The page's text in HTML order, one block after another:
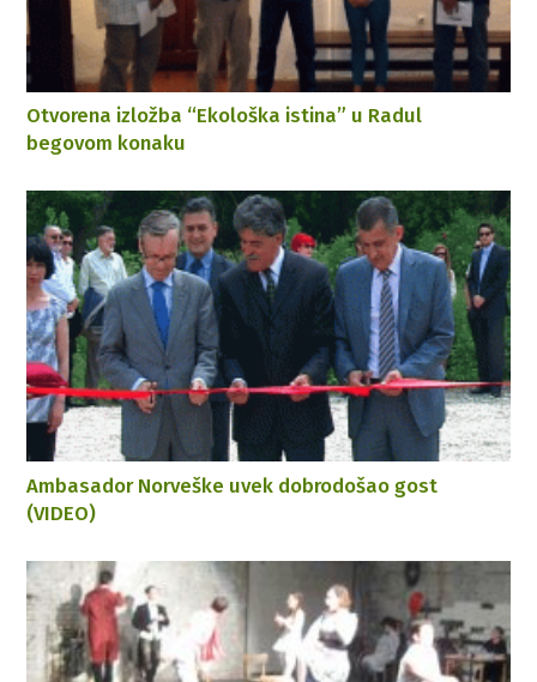
Otvorena izložba “Ekološka istina” u Radul
begovom konaku
Ambasador Norveške uvek dobrodošao gost
(VIDEO)